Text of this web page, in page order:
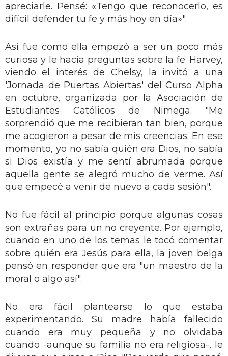
apreciarle. Pensé: «Tengo que reconocerlo, es
difícil defender tu fe y más hoy en día»".
Así fue como ella empezó a ser un poco más
curiosa y le hacía preguntas sobre la fe. Harvey,
viendo el interés de Chelsy, la invitó a una
'Jornada de Puertas Abiertas' del Curso Alpha
en octubre, organizada por la Asociación de
Estudiantes Católicos de Nimega. "Me
sorprendió que me recibieran tan bien, porque
me acogieron a pesar de mis creencias. En ese
momento, yo no sabía quién era Dios, no sabía
si Dios existía y me sentí abrumada porque
aquella gente se alegró mucho de verme. Así
que empecé a venir de nuevo a cada sesión".
No fue fácil al principio porque algunas cosas
son extrañas para un no creyente. Por ejemplo,
cuando en uno de los temas le tocó comentar
sobre quién era Jesús para ella, la joven belga
pensó en responder que era "un maestro de la
moral o algo así".
No era fácil plantearse lo que estaba
experimentando. Su madre había fallecido
cuando era muy pequeña y no olvidaba
cuando -aunque su familia no era religiosa-, le